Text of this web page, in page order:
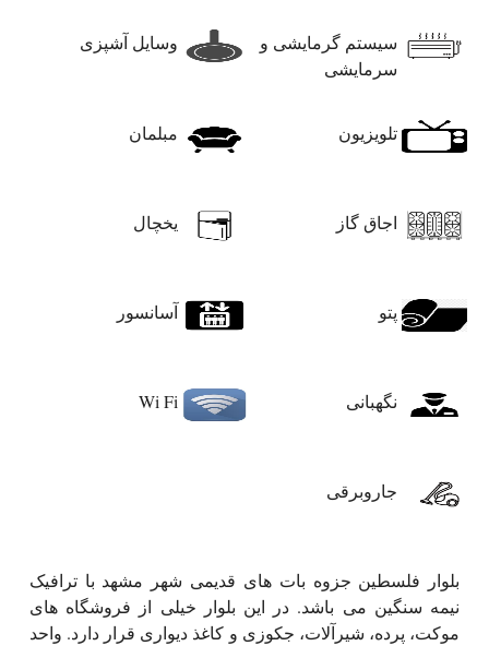
سیستم گرمایشی و
سرمایشی
وسایل آشپزی
تلویزیون مبلمان
اجاق گاز یخچال
پتو آسانسور
نگهبانی Wi Fi
جاروبرقی
بلوار فلسطین جزوه بات های قدیمی شهر مشهد با ترافیک
نیمه سنگین می باشد. در این بلوار خیلی از فروشگاه های
موکت، پرده، شیرآلات، جکوزی و کاغذ دیواری قرار دارد. واحد